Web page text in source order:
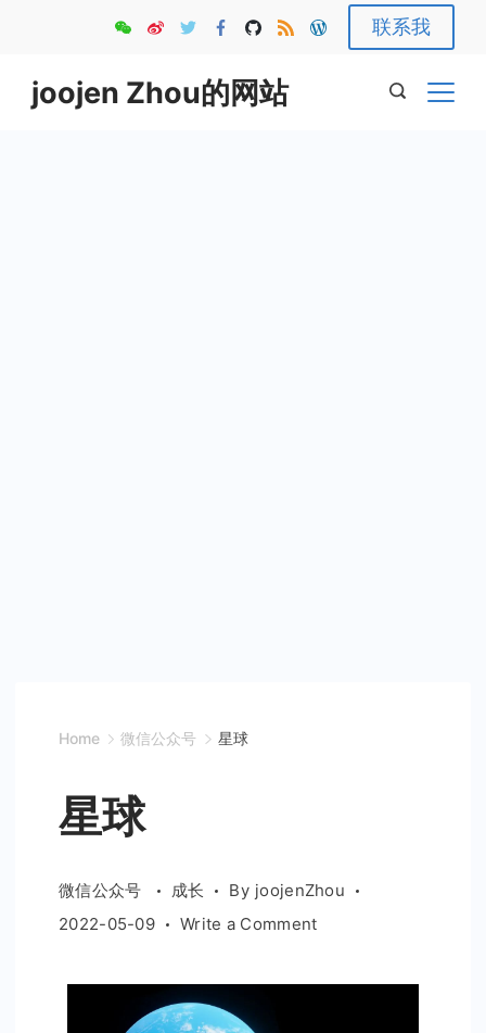
content
联系我
joojen Zhou的网站
Home 微信公众号 星球
星球
微信公众号 成长 By joojenZhou
2022-05-09
Write a Commenton
球